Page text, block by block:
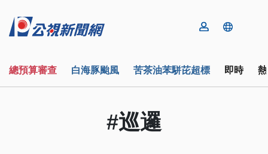
總預算審查 白海豚颱風 苦茶油苯駢芘超標 即時
#巡邏